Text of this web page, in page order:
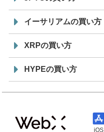
イーサリアムの買い方
XRPの買い方
HYPEの買い方
iOS